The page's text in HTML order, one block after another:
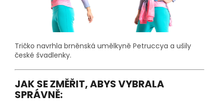
Tričko navrhla brněnská umělkyně Petruccya a ušily
české švadlenky.
JAK SE ZMĚŘIT, ABYS VYBRALA
SPRÁVNĚ: